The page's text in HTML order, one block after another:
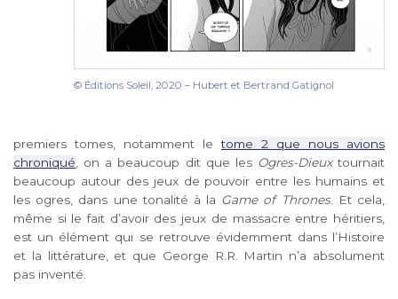
© Éditions Soleil, 2020 – Hubert et Bertrand Gatignol
premiers tomes, notamment letome 2 que nous avions
chroniqué, on a beaucoup dit que les Ogres-Dieuxtournait
beaucoup autour des jeux de pouvoir entre les humains et
les ogres, dans une tonalité à la Game of Thrones. Et cela,
même si le fait d’avoir des jeux de massacre entre héritiers,
est un élément qui se retrouve évidemment dans l’Histoire
et la littérature, et que George R.R. Martin n’a absolument
pas inventé.